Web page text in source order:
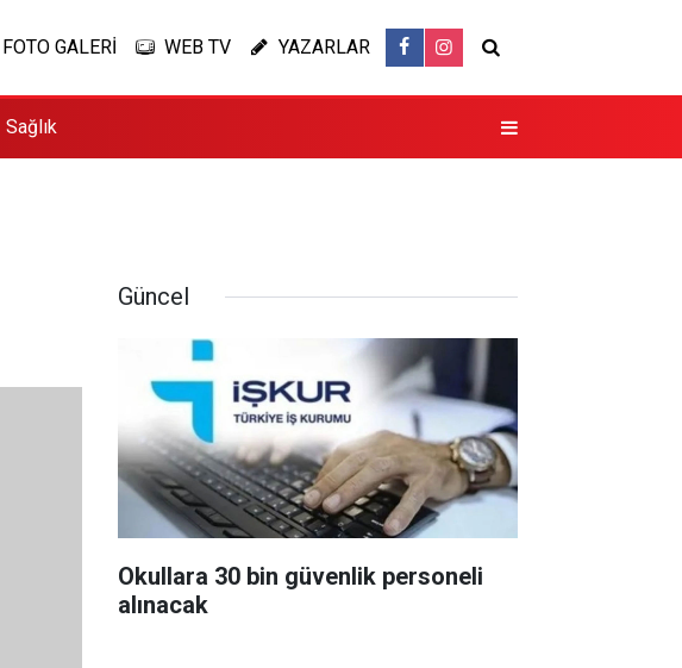
FOTO GALERİ WEB TV YAZARLAR
Sağlık
Güncel
Okullara 30 bin güvenlik personeli
alınacak